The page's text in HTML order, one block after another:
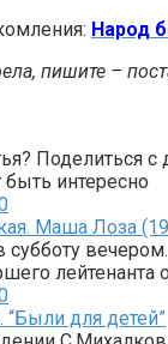
Народ
пишите –
Поделиться с
интересно
Маша Лоза
субботу
лейтенанта
для детей”